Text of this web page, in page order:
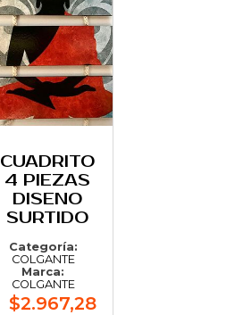
CUADRITO
4 PIEZAS
DISENO
SURTIDO
Categoría:
COLGANTE
Marca:
COLGANTE
$2.967,28